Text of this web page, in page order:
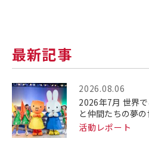
最新記事
2026.08.06
2026年7月 世界
と仲間たちの夢
活動レポート